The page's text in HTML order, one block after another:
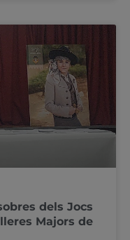
dels Jocs
Majors de